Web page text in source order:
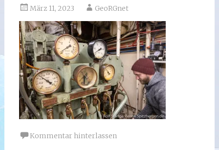
März 11, 2023 GeoRGnet
Kommentar hinterlassen